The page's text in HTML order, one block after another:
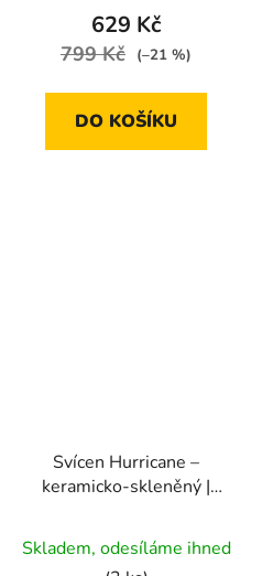
629 Kč
799 Kč (–21 %)
DO KOŠÍKU
Svícen Hurricane –
keramicko-skleněný |
Skladem, odesíláme ihned